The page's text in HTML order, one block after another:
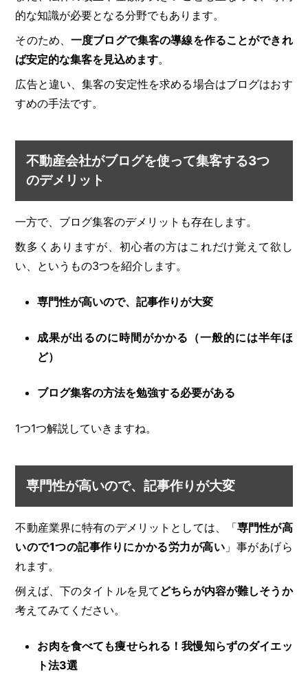
的な知識が必要となる分野でもあります。
そのため、一度ブログで集客の導線を作ることができれ
ば安定的な集客を見込めます。
広告と違い、集客の安定性を求める場合はブログはおす
すめの手法です。
不動産会社がブログを使って集客する3つ
のデメリット
一方で、ブログ集客のデメリットも存在します。
数多くありますが、初心者の方はこれだけ覚えて欲し
い、というもの3つを紹介します。
専門性が高いので、記事作りが大変
成果が出るのに時間がかかる（一般的には半年ほ
ど）
ブログ集客の方法を勉強する必要がある
1つ1つ解説していきますね。
専門性が高いので、記事作りが大変
不動産業界に特有のデメリットとしては、「専門性が高
いので1つの記事作りにかかる労力が高い 」事があげら
れます。
例えば、下のタイトルを見て どちらが内容が難しそうか
考えてみてください。
お肉を食べても痩せられる！我慢知らずのダイエッ
ト法3選